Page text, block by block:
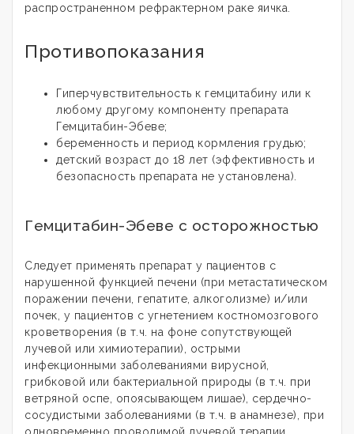
распространенном рефрактерном раке яичка.
Противопоказания
Гиперчувствительность к гемцитабину или к
любому другому компоненту препарата
Гемцитабин-Эбеве;
беременность и период кормления грудью;
детский возраст до 18 лет (эффективность и
безопасность препарата не установлена).
Гемцитабин-Эбеве с осторожностью
Следует применять препарат у пациентов с
нарушенной функцией печени (при метастатическом
поражении печени, гепатите, алкоголизме) и/или
почек, у пациентов с угнетением костномозгового
кроветворения (в т.ч. на фоне сопутствующей
лучевой или химиотерапии), острыми
инфекционными заболеваниями вирусной,
грибковой или бактериальной природы (в т.ч. при
ветряной оспе, опоясывающем лишае), сердечно-
сосудистыми заболеваниями (в т.ч. в анамнезе), при
одновременно проводимой лучевой терапии.